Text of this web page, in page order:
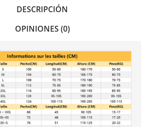
DESCRIPCIÓN
OPINIONES (0)